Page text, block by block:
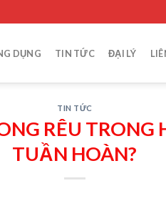
DỤNG TIN TỨC ĐẠI LÝ
TIN TỨC
RÊU
TUẦN HOÀN?